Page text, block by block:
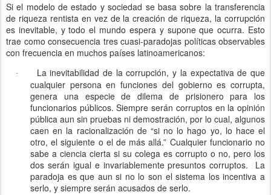
Si el modelo de estado y sociedad se basa sobre la transferencia
de riqueza rentista en vez de la creación de riqueza, la corrupción
es inevitable, y todo el mundo espera y supone que ocurra. Esto
trae como consecuencia tres cuasi-paradojas políticas observables
con frecuencia en muchos países latinoamericanos:
·
La inevitabilidad de la corrupción, y la expectativa de que
cualquier persona en funciones del gobierno es corrupta,
genera una especie de dilema de prisionero para los
funcionarios públicos. Siempre serán corruptos en la opinión
pública aun sin pruebas ni demostración, por lo cual, algunos
caen en la racionalización de “si no lo hago yo, lo hace el
otro, el siguiente o el de más allá.” Cualquier funcionario no
sabe a ciencia cierta si su colega es corrupto o no, pero los
dos serán igual e invariablemente presuntos corruptos. La
paradoja es que aun si no lo son el sistema los incentiva a
serlo, y siempre serán acusados de serlo.